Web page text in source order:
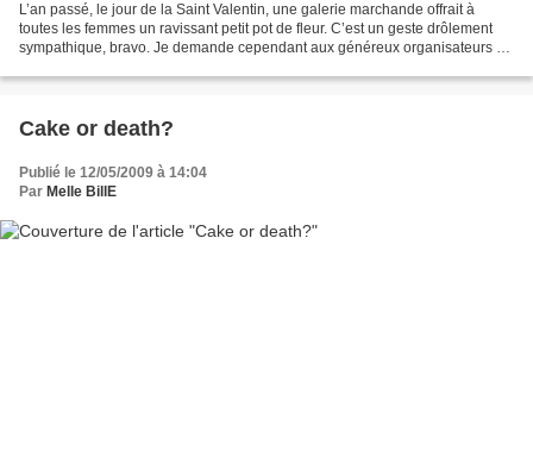
L’an passé, le jour de la Saint Valentin, une galerie marchande offrait à
toutes les femmes un ravissant petit pot de fleur. C’est un geste drôlement
sympathique, bravo. Je demande cependant aux généreux organisateurs de
Cake or death?
Publié le 12/05/2009 à 14:04
Par Melle BillE